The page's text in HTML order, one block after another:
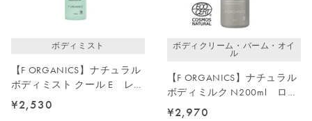
レビューが多い順
レビュー評価が高い順
ボディミスト
【F ORGANICS】ナチュラル
ボディミスト クール E レイ
ユールデルブの香り
¥2,530
ボディクリーム・バーム・オイ
ル
【F ORGANICS】ナチュラル
ボディミルク N200ml ロー
ズ＆シダーウッド
¥2,970